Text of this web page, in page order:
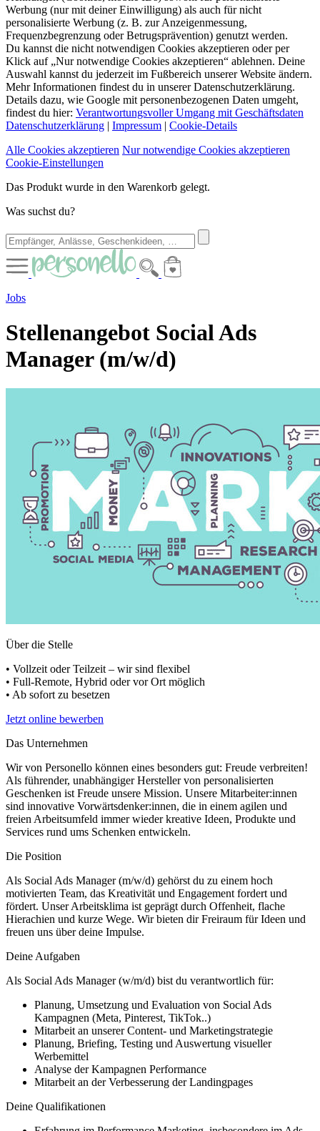
Werbung (nur mit deiner Einwilligung) als auch für nicht
personalisierte Werbung (z. B. zur Anzeigenmessung,
Frequenzbegrenzung oder Betrugsprävention) genutzt werden.
Du kannst die nicht notwendigen Cookies akzeptieren oder per
Klick auf „Nur notwendige Cookies akzeptieren“ ablehnen. Deine
Auswahl kannst du jederzeit im Fußbereich unserer Website ändern.
Mehr Informationen findest du in unserer Datenschutzerklärung.
Details dazu, wie Google mit personenbezogenen Daten umgeht,
findest du hier: Verantwortungsvoller Umgang mit Geschäftsdaten
Datenschutzerklärung | Impressum | Cookie-Details
Alle Cookies akzeptieren Nur notwendige Cookies akzeptieren
Cookie-Einstellungen
Das Produkt wurde in den Warenkorb gelegt.
Was suchst du?
Jobs
Stellenangebot Social Ads
Manager (m/w/d)
Über die Stelle
• Vollzeit oder Teilzeit – wir sind flexibel
• Full-Remote, Hybrid oder vor Ort möglich
• Ab sofort zu besetzen
Jetzt online bewerben
Das Unternehmen
Wir von Personello können eines besonders gut: Freude verbreiten!
Als führender, unabhängiger Hersteller von personalisierten
Geschenken ist Freude unsere Mission. Unsere Mitarbeiter:innen
sind innovative Vorwärtsdenker:innen, die in einem agilen und
freien Arbeitsumfeld immer wieder kreative Ideen, Produkte und
Services rund ums Schenken entwickeln.
Die Position
Als Social Ads Manager (m/w/d) gehörst du zu einem hoch
motivierten Team, das Kreativität und Engagement fordert und
fördert. Unser Arbeitsklima ist geprägt durch Offenheit, flache
Hierachien und kurze Wege. Wir bieten dir Freiraum für Ideen und
freuen uns über deine Impulse.
Deine Aufgaben
Als Social Ads Manager (w/m/d) bist du verantwortlich für:
Planung, Umsetzung und Evaluation von Social Ads
Kampagnen (Meta, Pinterest, TikTok..)
Mitarbeit an unserer Content- und Marketingstrategie
Planung, Briefing, Testing und Auswertung visueller
Werbemittel
Analyse der Kampagnen Performance
Mitarbeit an der Verbesserung der Landingpages
Deine Qualifikationen